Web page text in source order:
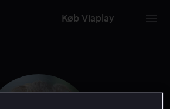
Køb Viaplay